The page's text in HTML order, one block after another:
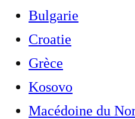
Bulgarie
Croatie
Grèce
Kosovo
Macédoine du